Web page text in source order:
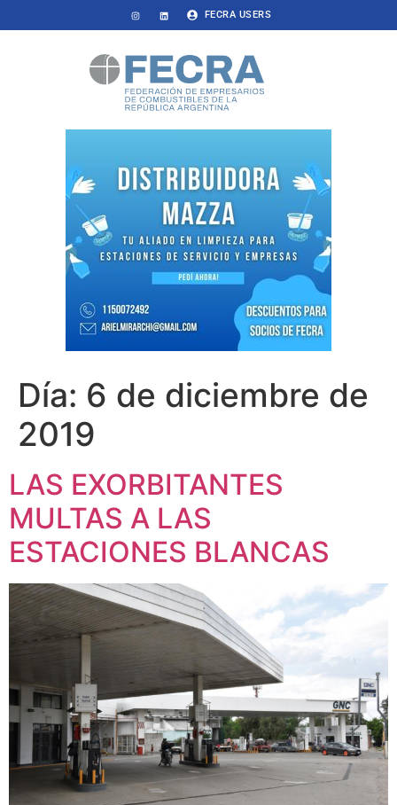
FECRA USERS
Día: 6 de diciembre de
2019
LAS EXORBITANTES
MULTAS A LAS
ESTACIONES BLANCAS